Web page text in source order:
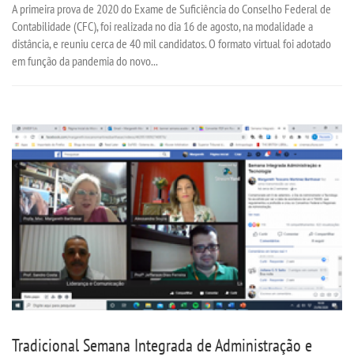
A primeira prova de 2020 do Exame de Suficiência do Conselho Federal de
Contabilidade (CFC), foi realizada no dia 16 de agosto, na modalidade a
distância, e reuniu cerca de 40 mil candidatos. O formato virtual foi adotado
em função da pandemia do novo...
Tradicional Semana Integrada de Administração e